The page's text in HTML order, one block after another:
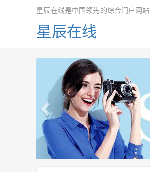
星辰在线是中国领先的综合门户网站
星辰在线
上
一
个